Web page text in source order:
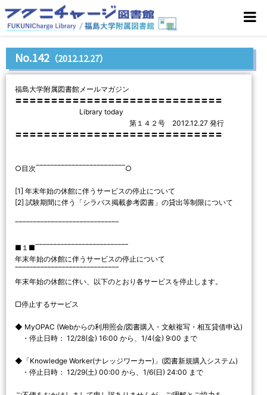
No.142 （2012.12.27）
福島大学附属図書館メールマガジン
〓〓〓〓〓〓〓〓〓〓〓〓〓〓〓〓〓〓〓〓〓〓〓〓〓〓〓〓〓
Library today
第１４２号 2012.12.27 発行
〓〓〓〓〓〓〓〓〓〓〓〓〓〓〓〓〓〓〓〓〓〓〓〓〓〓〓〓〓
○目次‾‾‾‾‾‾‾‾‾‾‾‾‾‾‾‾‾‾‾‾‾‾‾‾‾○
[1] 年末年始の休館に伴うサービスの停止について
[2] 試験期間に伴う「シラバス掲載参考図書」の貸出等制限について
‾‾‾‾‾‾‾‾‾‾‾‾‾‾‾‾‾‾‾‾‾‾‾‾‾‾‾‾‾
■１■‾‾‾‾‾‾‾‾‾‾‾‾‾‾‾‾‾‾‾‾‾‾‾‾‾‾
年末年始の休館に伴うサービスの停止について
‾‾‾‾‾‾‾‾‾‾‾‾‾‾‾‾‾‾‾‾‾‾‾‾‾‾‾‾‾
年末年始の休館に伴い、以下のとおり各サービスを停止します。
□停止するサービス
◆ MyOPAC (Webからの利用照会/図書購入・文献複写・相互貸借申込)
・停止日時： 12/28(金) 16:00 から、1/4(金) 9:00 まで
◆「Knowledge Worker(ナレッジワーカー)」(図書新規購入システム)
・停止日時： 12/29(土) 00:00 から、1/6(日) 24:00 まで